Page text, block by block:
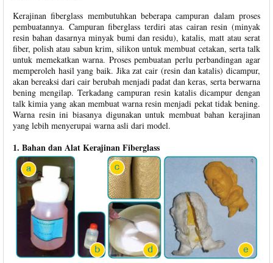
Kerajinan fiberglass membutuhkan beberapa campuran dalam proses
pembuatannya. Campuran fiberglass terdiri atas cairan resin (minyak
resin bahan dasarnya minyak bumi dan residu), katalis, matt atau serat
fiber, polish atau sabun krim, silikon untuk membuat cetakan, serta talk
untuk memekatkan warna. Proses pembuatan perlu perbandingan agar
memperoleh hasil yang baik. Jika zat cair (resin dan katalis) dicampur,
akan bereaksi dari cair berubah menjadi padat dan keras, serta berwarna
bening mengilap. Terkadang campuran resin katalis dicampur dengan
talk kimia yang akan membuat warna resin menjadi pekat tidak bening.
Warna resin ini biasanya digunakan untuk membuat bahan kerajinan
yang lebih menyerupai warna asli dari model.
1. Bahan dan Alat Kerajinan Fiberglass